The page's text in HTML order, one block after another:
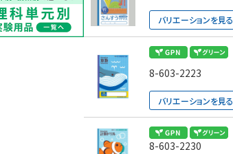
バリエーションを見る
8-603-2223
バリエーションを見る
8-603-2230